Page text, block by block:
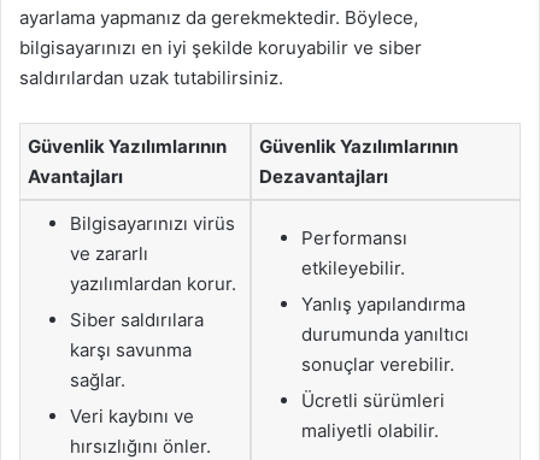
ayarlama yapmanız da gerekmektedir. Böylece,
bilgisayarınızı en iyi şekilde koruyabilir ve siber
saldırılardan uzak tutabilirsiniz.
Güvenlik Yazılımlarının
Avantajları
Güvenlik Yazılımlarının
Dezavantajları
Bilgisayarınızı virüs
ve zararlı
yazılımlardan korur.
Siber saldırılara
karşı savunma
sağlar.
Veri kaybını ve
hırsızlığını önler.
Performansı
etkileyebilir.
Yanlış yapılandırma
durumunda yanıltıcı
sonuçlar verebilir.
Ücretli sürümleri
maliyetli olabilir.